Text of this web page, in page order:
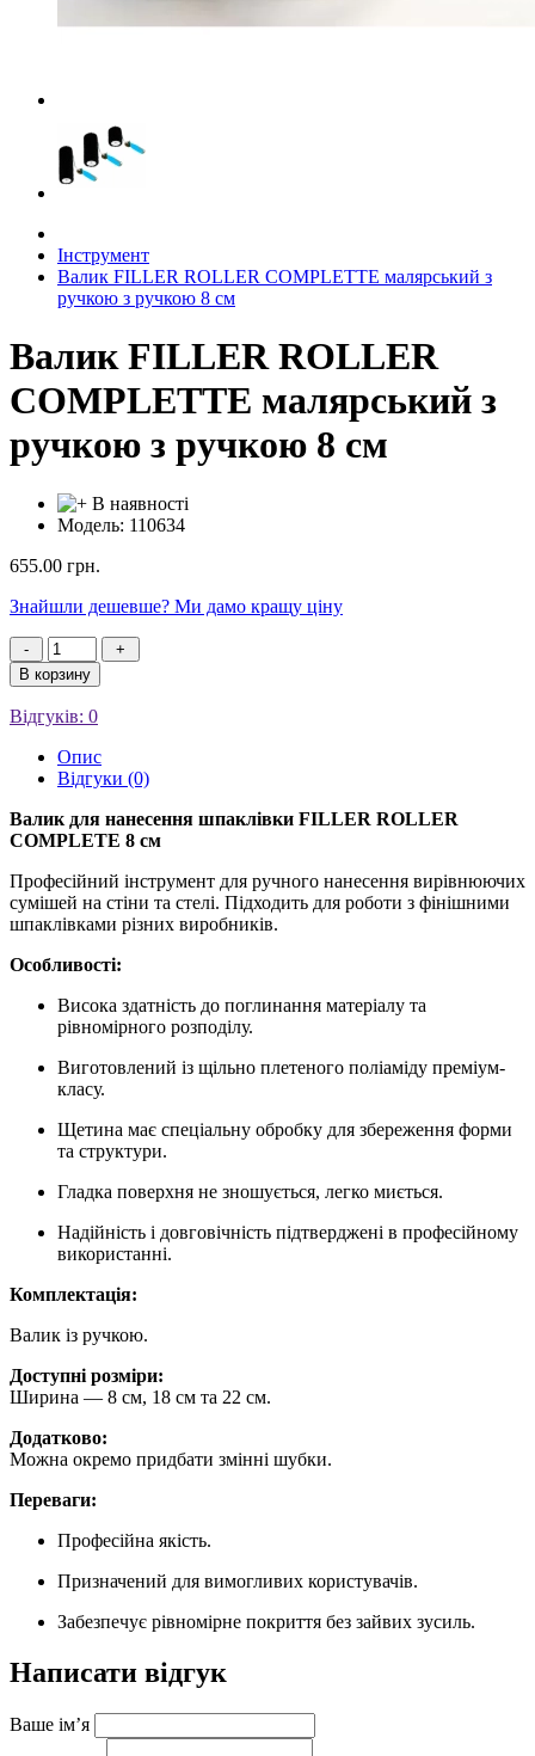
Інструмент
Валик FILLER ROLLER COMPLETTE малярський з
ручкою з ручкою 8 см
Валик FILLER ROLLER
COMPLETTE малярський з
ручкою з ручкою 8 см
В наявності
Модель: 110634
655.00 грн.
Знайшли дешевше? Ми дамо кращу ціну
-
+
В корзину
Відгуків: 0
Опис
Відгуки (0)
Валик для нанесення шпаклівки FILLER ROLLER
COMPLETE 8 см
Професійний інструмент для ручного нанесення вирівнюючих
сумішей на стіни та стелі. Підходить для роботи з фінішними
шпаклівками різних виробників.
Особливості:
Висока здатність до поглинання матеріалу та
рівномірного розподілу.
Виготовлений із щільно плетеного поліаміду преміум-
класу.
Щетина має спеціальну обробку для збереження форми
та структури.
Гладка поверхня не зношується, легко миється.
Надійність і довговічність підтверджені в професійному
використанні.
Комплектація:
Валик із ручкою.
Доступні розміри:
Ширина — 8 см, 18 см та 22 см.
Додатково:
Можна окремо придбати змінні шубки.
Переваги:
Професійна якість.
Призначений для вимогливих користувачів.
Забезпечує рівномірне покриття без зайвих зусиль.
Написати відгук
Ваше ім’я